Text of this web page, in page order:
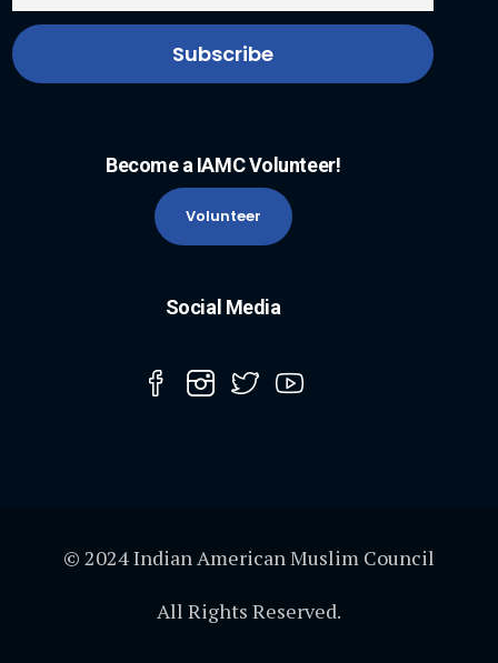
Become a IAMC Volunteer!
Volunteer
Social Media
© 2024 Indian American Muslim Council
All Rights Reserved.